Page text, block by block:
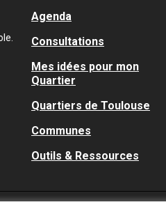
Agenda
Consultations
Mes idées pour mon
Quartier
Quartiers de Toulouse
Communes
Outils & Ressources